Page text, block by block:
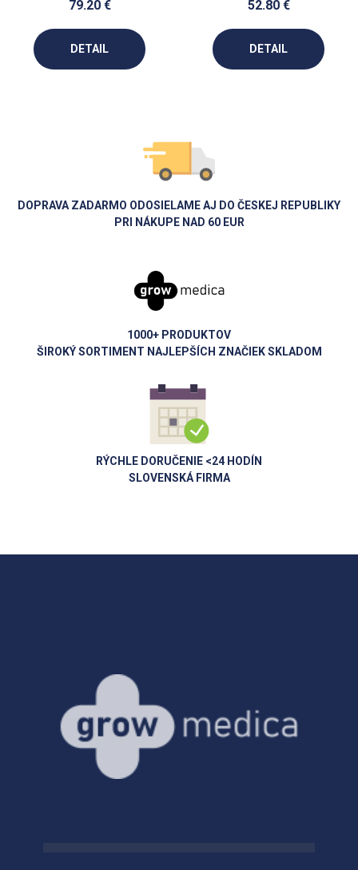
79.20 €
DETAIL
52.80 €
DETAIL
DOPRAVA ZADARMO ODOSIELAME AJ DO ČESKEJ REPUBLIKY
PRI NÁKUPE NAD 60 EUR
1000+ PRODUKTOV
ŠIROKÝ SORTIMENT NAJLEPŠÍCH ZNAČIEK SKLADOM
RÝCHLE DORUČENIE <24 HODÍN
SLOVENSKÁ FIRMA